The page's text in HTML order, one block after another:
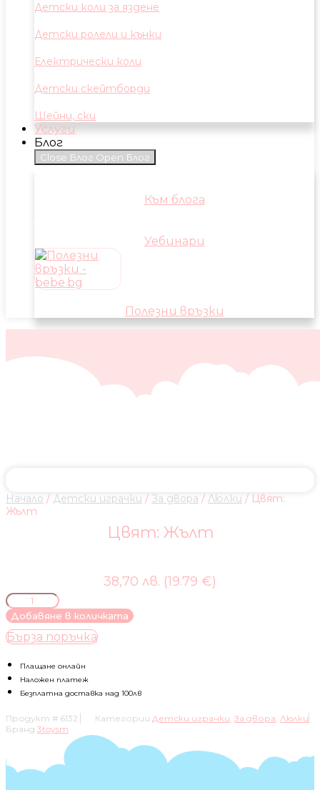
Детски коли за яздене
Детски ролели и кънки
Електрически коли
Детски скейтборди
Шейни, ски
Услуги
Блог
Close Блог Open Блог
Към блога
Уебинари
Полезни връзки
Начало / Детски играчки / За двора / Люлки / Цвят:
Жълт
Цвят: Жълт
38,70 лв. (19.79 €)
количество
за
Цвят:
Жълт
Добавяне в количката
Бърза поръчка
Плащане онлайн
Наложен платеж
Безплатна доставка над 100лв
Продукт # 6132 Категории Детски играчки, За двора, Люлки
Бранд 3toysm